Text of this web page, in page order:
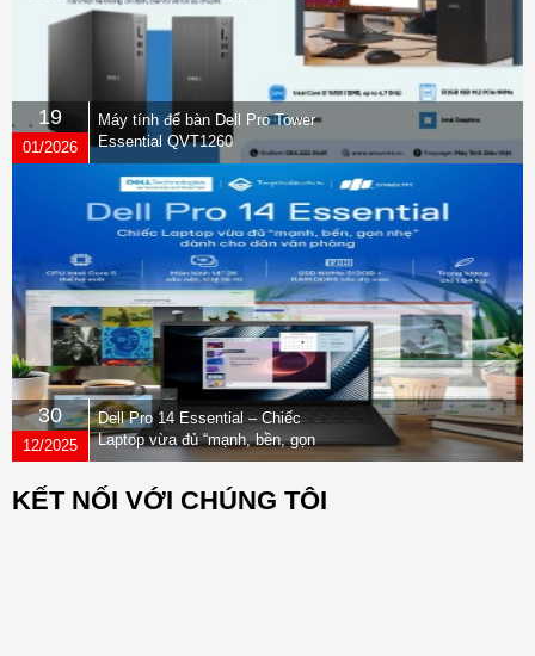
19
01/2026
Máy tính để bàn Dell Pro Tower
Essential QVT1260
30
12/2025
Dell Pro 14 Essential – Chiếc
Laptop vừa đủ “mạnh, bền, gọn
nhẹ” dành cho dân văn phòng
KẾT NỐI VỚI CHÚNG TÔI